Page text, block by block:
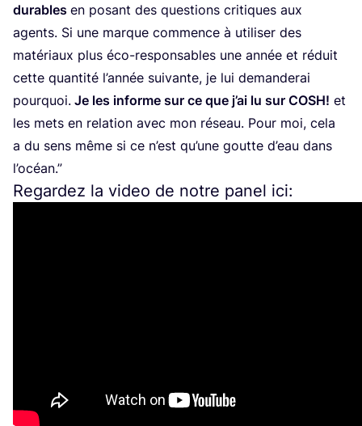
durables en posant des ques­tions cri­tiques aux
agents. Si une marque com­mence à uti­li­ser des
maté­riaux plus éco-res­pon­sables une année et réduit
cette quan­ti­té l’an­née sui­vante, je lui deman­de­rai
pour­quoi. Je les informe sur ce que j’ai lu sur COSH! et
les mets en rela­tion avec mon réseau. Pour moi, cela
a du sens même si ce n’est qu’une goutte d’eau dans
l’océan.”
Regardez la video de notre panel ici: